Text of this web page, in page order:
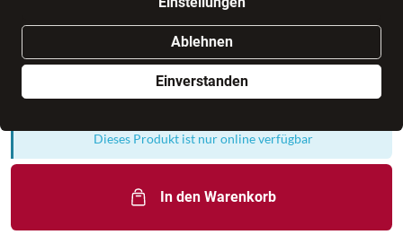
Ablehnen
Einverstanden
Preis
259,00 €
Dieses Produkt ist nur online verfügbar
In den Warenkorb